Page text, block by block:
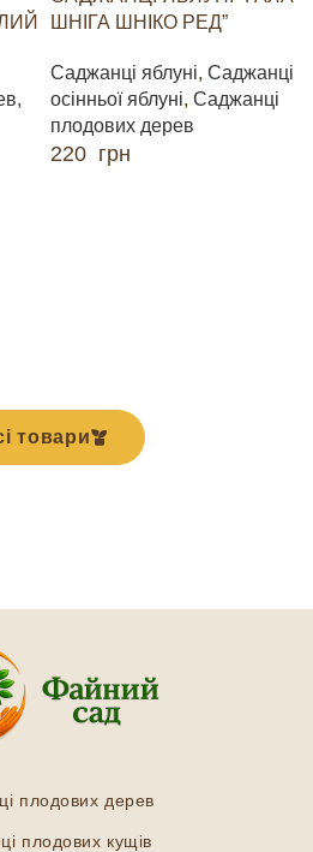
,
ШНІГА ШНІКО РЕД”
Саджанці яблуні, Саджанці
осінньої яблуні, Саджанці
плодових дерев
220 грн
товари
плодових дерев
плодових кущів